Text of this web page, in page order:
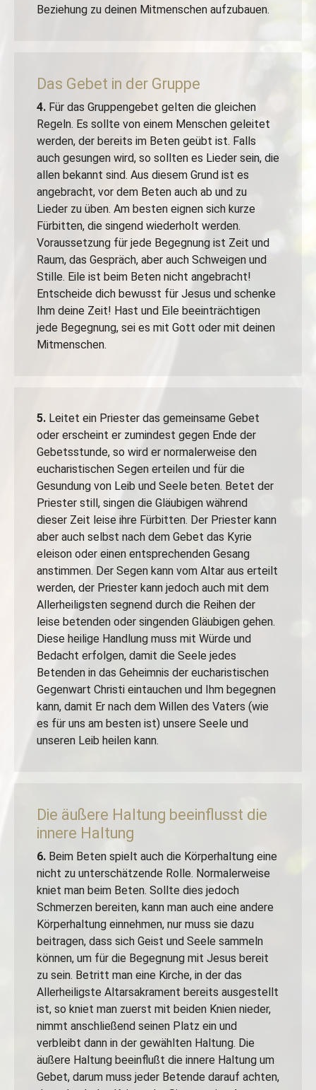
Beziehung zu deinen Mitmenschen aufzubauen.
Das Gebet in der Gruppe
4. Für das Gruppengebet gelten die gleichen
Regeln. Es sollte von einem Menschen geleitet
werden, der bereits im Beten geübt ist. Falls
auch gesungen wird, so sollten es Lieder sein, die
allen bekannt sind. Aus diesem Grund ist es
angebracht, vor dem Beten auch ab und zu
Lieder zu üben. Am besten eignen sich kurze
Fürbitten, die singend wiederholt werden.
Voraussetzung für jede Begegnung ist Zeit und
Raum, das Gespräch, aber auch Schweigen und
Stille. Eile ist beim Beten nicht angebracht!
Entscheide dich bewusst für Jesus und schenke
Ihm deine Zeit! Hast und Eile beeinträchtigen
jede Begegnung, sei es mit Gott oder mit deinen
Mitmenschen.
5. Leitet ein Priester das gemeinsame Gebet
oder erscheint er zumindest gegen Ende der
Gebetsstunde, so wird er normalerweise den
eucharistischen Segen erteilen und für die
Gesundung von Leib und Seele beten. Betet der
Priester still, singen die Gläubigen während
dieser Zeit leise ihre Fürbitten. Der Priester kann
aber auch selbst nach dem Gebet das Kyrie
eleison oder einen entsprechenden Gesang
anstimmen. Der Segen kann vom Altar aus erteilt
werden, der Priester kann jedoch auch mit dem
Allerheiligsten segnend durch die Reihen der
leise betenden oder singenden Gläubigen gehen.
Diese heilige Handlung muss mit Würde und
Bedacht erfolgen, damit die Seele jedes
Betenden in das Geheimnis der eucharistischen
Gegenwart Christi eintauchen und Ihm begegnen
kann, damit Er nach dem Willen des Vaters (wie
es für uns am besten ist) unsere Seele und
unseren Leib heilen kann.
Die äußere Haltung beeinflusst die
innere Haltung
6. Beim Beten spielt auch die Körperhaltung eine
nicht zu unterschätzende Rolle. Normalerweise
kniet man beim Beten. Sollte dies jedoch
Schmerzen bereiten, kann man auch eine andere
Körperhaltung einnehmen, nur muss sie dazu
beitragen, dass sich Geist und Seele sammeln
können, um für die Begegnung mit Jesus bereit
zu sein. Betritt man eine Kirche, in der das
Allerheiligste Altarsakrament bereits ausgestellt
ist, so kniet man zuerst mit beiden Knien nieder,
nimmt anschließend seinen Platz ein und
verbleibt dann in der gewählten Haltung. Die
äußere Haltung beeinflußt die innere Haltung um
Gebet, darum muss jeder Betende darauf achten,